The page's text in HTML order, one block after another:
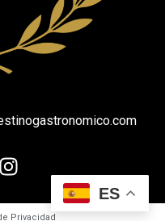
Privacidad
ES